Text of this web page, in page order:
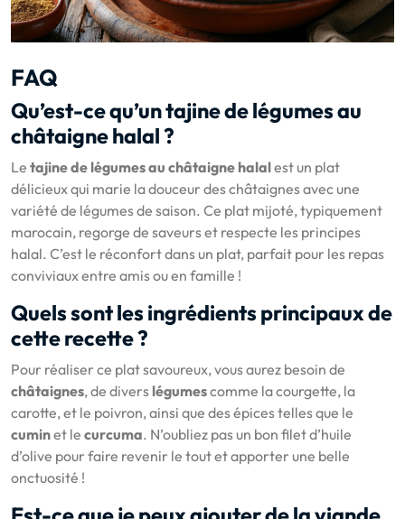
FAQ
Qu’est-ce qu’un tajine de légumes au
châtaigne halal ?
Le tajine de légumes au châtaigne halalest un plat
délicieux qui marie la douceur des châtaignes avec une
variété de légumes de saison. Ce plat mijoté, typiquement
marocain, regorge de saveurs et respecte les principes
halal. C’est le réconfort dans un plat, parfait pour les repas
conviviaux entre amis ou en famille !
Quels sont les ingrédients principaux de
cette recette ?
Pour réaliser ce plat savoureux, vous aurez besoin de
châtaignes, de divers légumescomme la courgette, la
carotte, et le poivron, ainsi que des épices telles que le
cuminet le curcuma. N’oubliez pas un bon filet d’huile
d’olive pour faire revenir le tout et apporter une belle
onctuosité !